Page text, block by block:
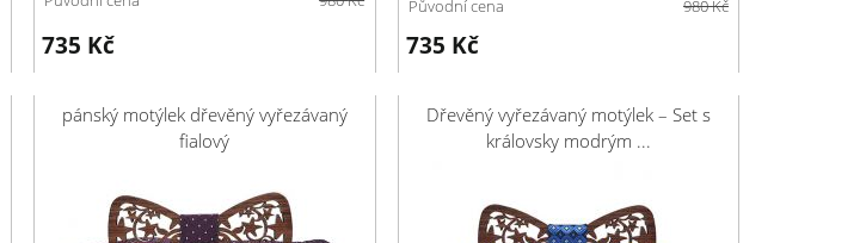
735 Kč 735 Kč
Původní cena 980Kč
pánský motýlek dřevěný vyřezávaný
fialový
Dřevěný vyřezávaný motýlek – Set s
královsky modrým ...